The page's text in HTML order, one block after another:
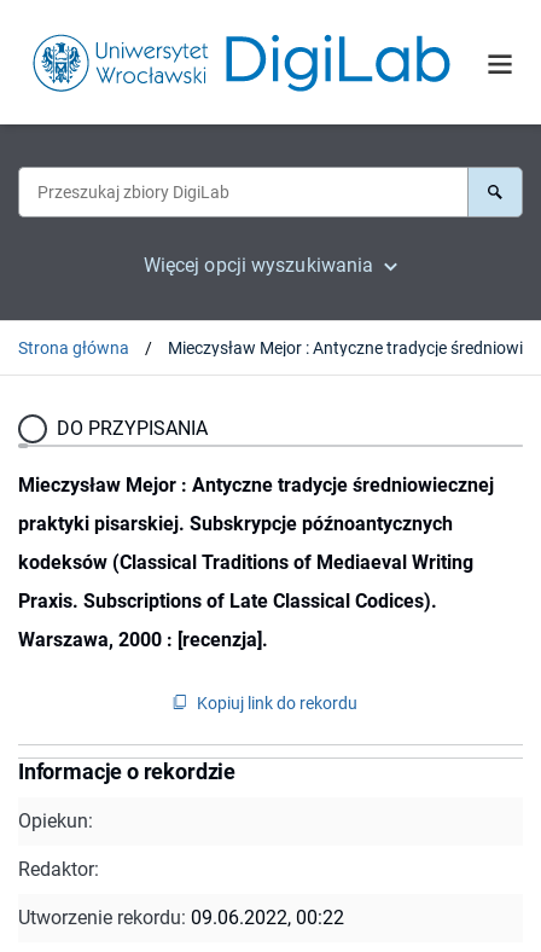
Więcej opcji wyszukiwania
Strona główna
DO PRZYPISANIA
Mieczysław Mejor : Antyczne tradycje średniowiecznej
praktyki pisarskiej. Subskrypcje późnoantycznych
kodeksów (Classical Traditions of Mediaeval Writing
Praxis. Subscriptions of Late Classical Codices).
Warszawa, 2000 : [recenzja].
Kopiuj link do rekordu
Informacje o rekordzie
Opiekun:
Redaktor:
Utworzenie rekordu: 09.06.2022, 00:22